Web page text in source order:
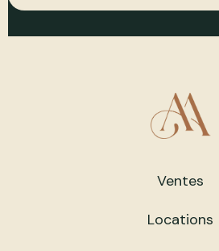
Ventes
Locations